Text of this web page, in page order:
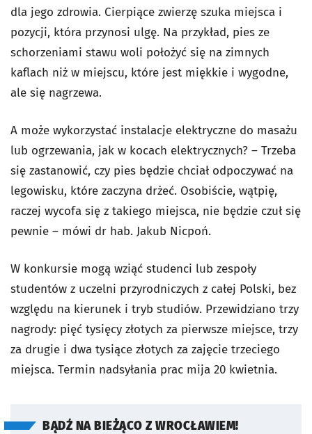
dla jego zdrowia. Cierpiące zwierzę szuka miejsca i
pozycji, która przynosi ulgę. Na przykład, pies ze
schorzeniami stawu woli położyć się na zimnych
kaflach niż w miejscu, które jest miękkie i wygodne,
ale się nagrzewa.
A może wykorzystać instalacje elektryczne do masażu
lub ogrzewania, jak w kocach elektrycznych? – Trzeba
się zastanowić, czy pies będzie chciał odpoczywać na
legowisku, które zaczyna drżeć. Osobiście, wątpię,
raczej wycofa się z takiego miejsca, nie będzie czuł się
pewnie – mówi dr hab. Jakub Nicpoń.
W konkursie mogą wziąć studenci lub zespoły
studentów z uczelni przyrodniczych z całej Polski, bez
względu na kierunek i tryb studiów. Przewidziano trzy
nagrody: pięć tysięcy złotych za pierwsze miejsce, trzy
za drugie i dwa tysiące złotych za zajęcie trzeciego
miejsca. Termin nadsyłania prac mija 20 kwietnia.
BĄDŹ NA BIEŻĄCO Z WROCŁAWIEM!